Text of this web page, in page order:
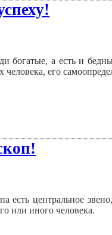
богатые, а есть и
его
есть центральное
или иного человека.